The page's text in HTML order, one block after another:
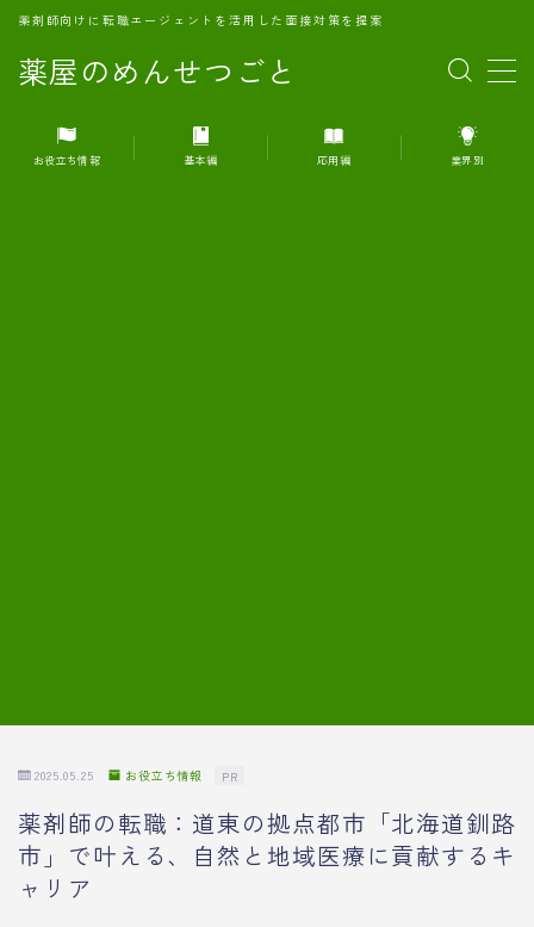
薬屋のめんせつごと
薬剤師向けに転職エージェントを活用した面接対策を提案
MENU
1.転職エージェントとは何か？
お役立ち情報 基本編 応用編 業界別
2025.05.25 お役立ち情報 PR
薬剤師の転職：道東の拠点都市「北海道釧路
市」で叶える、自然と地域医療に貢献するキ
ャリア